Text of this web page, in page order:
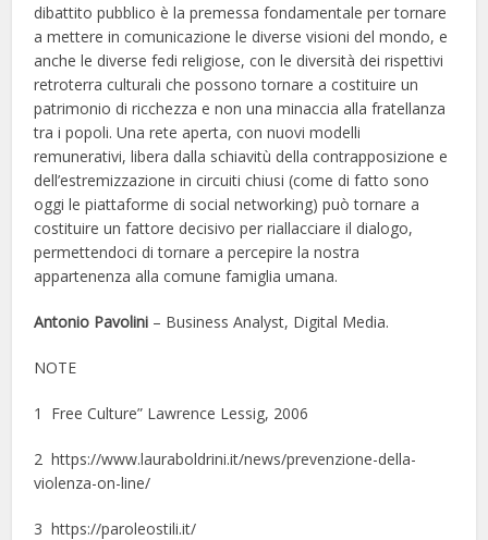
dibattito pubblico è la premessa fondamentale per tornare
a mettere in comunicazione le diverse visioni del mondo, e
anche le diverse fedi religiose, con le diversità dei rispettivi
retroterra culturali che possono tornare a costituire un
patrimonio di ricchezza e non una minaccia alla fratellanza
tra i popoli. Una rete aperta, con nuovi modelli
remunerativi, libera dalla schiavitù della contrapposizione e
dell’estremizzazione in circuiti chiusi (come di fatto sono
oggi le piattaforme di social networking) può tornare a
costituire un fattore decisivo per riallacciare il dialogo,
permettendoci di tornare a percepire la nostra
appartenenza alla comune famiglia umana.
Antonio Pavolini – Business Analyst, Digital Media.
NOTE
1 Free Culture” Lawrence Lessig, 2006
2 https://www.lauraboldrini.it/news/prevenzione-della-
violenza-on-line/
3 https://paroleostili.it/